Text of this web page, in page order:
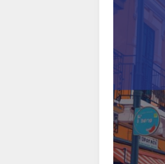
07/30
07/30
07/30
07/27